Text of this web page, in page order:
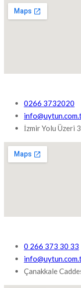
0266 3732020
İzmir Yolu Üzeri
0 266 373 30 33
Çanakkale